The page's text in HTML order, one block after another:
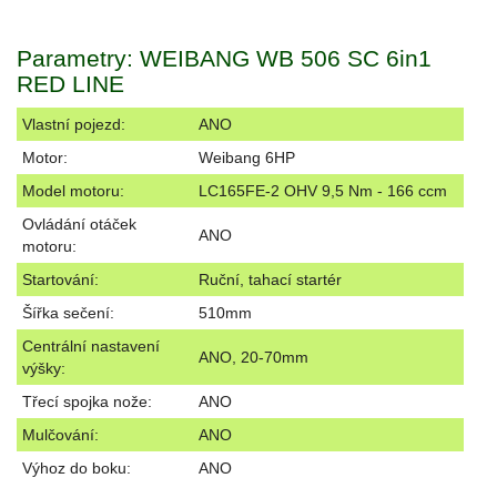
Parametry: WEIBANG WB 506 SC 6in1
RED LINE
Vlastní pojezd:
ANO
Motor:
Weibang 6HP
Model motoru:
LC165FE-2 OHV 9,5 Nm - 166 ccm
Ovládání otáček
motoru:
ANO
Startování:
Ruční, tahací startér
Šířka sečení:
510mm
Centrální nastavení
výšky:
ANO, 20-70mm
Třecí spojka nože:
ANO
Mulčování:
ANO
Výhoz do boku:
ANO